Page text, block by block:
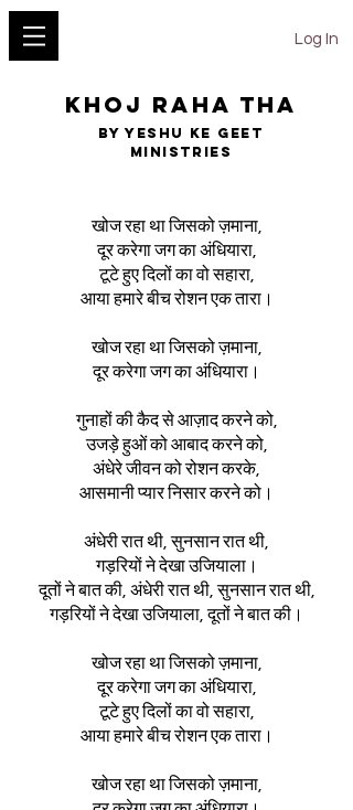
Log In
KHOJ RAHA THA
BY YESHU KE GEET
MINISTRIES
खोज रहा था जिसको ज़माना,
दूर करेगा जग का अंधियारा,
टूटे हुए दिलों का वो सहारा,
आया हमारे बीच रोशन एक तारा।
खोज रहा था जिसको ज़माना,
दूर करेगा जग का अंधियारा।
गुनाहों की कैद से आज़ाद करने को,
उजड़े हुओं को आबाद करने को,
अंधेरे जीवन को रोशन करके,
आसमानी प्यार निसार करने को।
अंधेरी रात थी, सुनसान रात थी,
गड़रियों ने देखा उजियाला।
दूतों ने बात की, अंधेरी रात थी, सुनसान रात थी,
गड़रियों ने देखा उजियाला, दूतों ने बात की।
खोज रहा था जिसको ज़माना,
दूर करेगा जग का अंधियारा,
टूटे हुए दिलों का वो सहारा,
आया हमारे बीच रोशन एक तारा।
खोज रहा था जिसको ज़माना,